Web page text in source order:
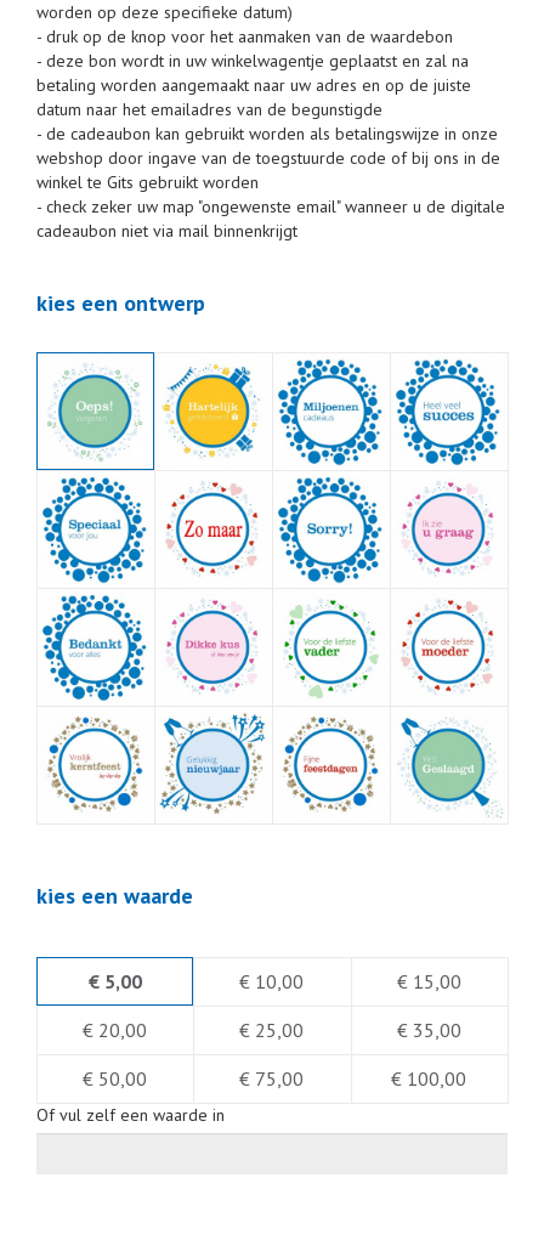
worden op deze specifieke datum)
- druk op de knop voor het aanmaken van de waardebon
- deze bon wordt in uw winkelwagentje geplaatst en zal na
betaling worden aangemaakt naar uw adres en op de juiste
datum naar het emailadres van de begunstigde
- de cadeaubon kan gebruikt worden als betalingswijze in onze
webshop door ingave van de toegstuurde code of bij ons in de
winkel te Gits gebruikt worden
- check zeker uw map "ongewenste email" wanneer u de digitale
cadeaubon niet via mail binnenkrijgt
kies een ontwerp
kies een waarde
€ 5,00 € 10,00
€ 15,00
€ 20,00
€ 25,00
€ 35,00
€ 50,00
€ 75,00 € 100,00
Of vul zelf een waarde in